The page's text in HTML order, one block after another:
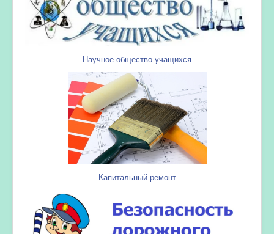
Научное общество учащихся
Капитальный ремонт